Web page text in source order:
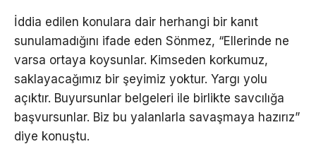
İddia edilen konulara dair herhangi bir kanıt
sunulamadığını ifade eden Sönmez, “Ellerinde ne
varsa ortaya koysunlar. Kimseden korkumuz,
saklayacağımız bir şeyimiz yoktur. Yargı yolu
açıktır. Buyursunlar belgeleri ile birlikte savcılığa
başvursunlar. Biz bu yalanlarla savaşmaya hazırız”
diye konuştu.